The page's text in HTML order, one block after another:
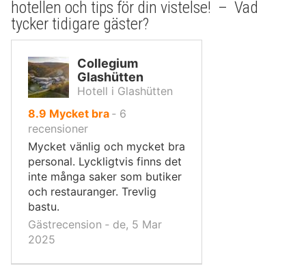
hotellen och tips för din vistelse! – Vad
tycker tidigare gäster?
Collegium
Glashütten
Hotell i Glashütten
8.9 av
10,
Mycket bra ‐ 6
recensioner
Mycket vänlig och mycket bra
personal. Lyckligtvis finns det
inte många saker som butiker
och restauranger. Trevlig
bastu.
Gästrecension ‐ de, 5 Mar
2025